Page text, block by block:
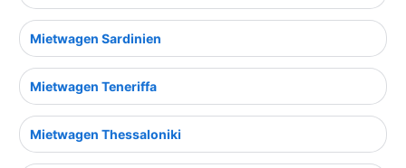
Mietwagen Sardinien
Mietwagen Teneriffa
Mietwagen Thessaloniki